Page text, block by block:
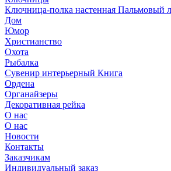
Ключница-полка настенная Пальмовый
Дом
Юмор
Христианство
Охота
Рыбалка
Сувенир интерьерный Книга
Ордена
Органайзеры
Декоративная рейка
О нас
О нас
Новости
Контакты
Заказчикам
Индивидуальный заказ